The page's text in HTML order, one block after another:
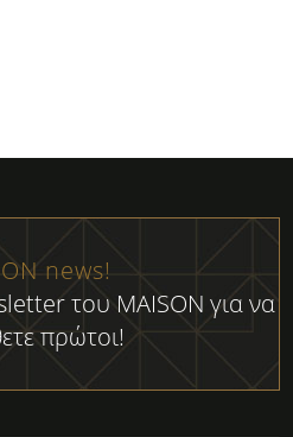
news!
του MAISON για να
πρώτοι!